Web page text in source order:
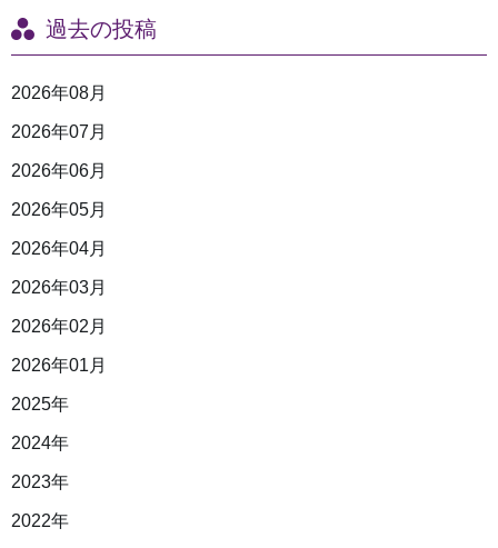
過去の投稿
2026年08月
2026年07月
2026年06月
2026年05月
2026年04月
2026年03月
2026年02月
2026年01月
2025年
2024年
2023年
2022年